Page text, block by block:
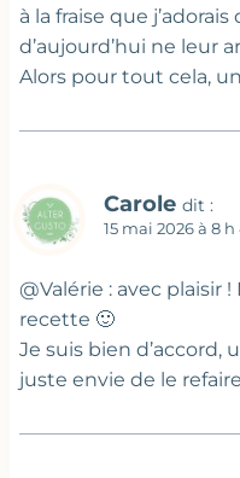
à la fraise que
d’aujourd’hui ne leur
Alors pour tout cela,
Carole dit :
15 mai 2026 à 8
@Valérie : avec plaisir
recette 🙂
Je suis bien d’accord,
juste envie de le